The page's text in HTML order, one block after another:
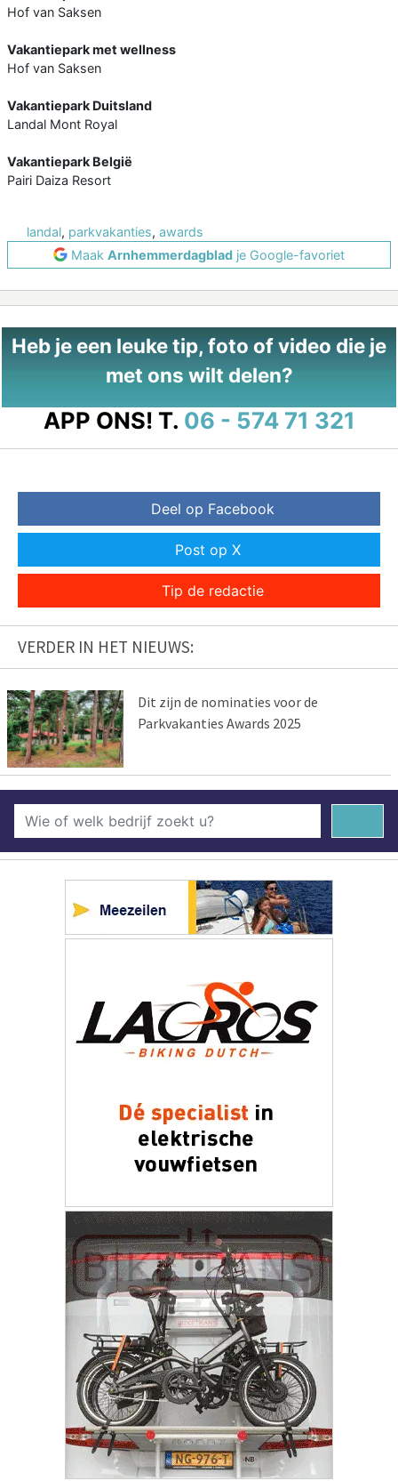
Hof van Saksen
Vakantiepark met wellness
Hof van Saksen
Vakantiepark Duitsland
Landal Mont Royal
Vakantiepark België
Pairi Daiza Resort
landal, parkvakanties, awards
Maak Arnhemmerdagblad je Google-favoriet
Heb je een leuke tip, foto of video die je
met ons wilt delen?
APP ONS! T. 06 - 574 71 321
Deel op Facebook
Post op X
Tip de redactie
VERDER IN HET NIEUWS:
Dit zijn de nominaties voor de
Parkvakanties Awards 2025